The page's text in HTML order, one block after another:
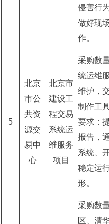
侵害行
做好现
作。
5
北京
市公
共资
源交
易中
心
北京市
建设工
程交易
系统运
维服务
项目
采购数
统运维
维护，
制作工
要求：
报告，
系统、
稳定运
形。
采购数
区、清